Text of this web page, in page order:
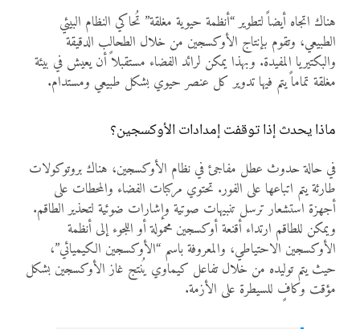
هناك اتجاه أيضاً لتطوير “أنظمة حيوية مغلقة” تُحاكي النظام البيئي
الطبيعي، وتقوم بإنتاج الأوكسجين من خلال الطحالب الدقيقة
والبكتيريا المفيدة. وبهذا يمكن لرائد الفضاء مستقبلاً أن يعيش في بيئة
مغلقة تماماً يتم فيها تدوير كل عنصر حيوي بشكل طبيعي ومستدام.
ماذا يحدث إذا توقفت إمدادات الأوكسجين؟
في حالة حدوث عطل مفاجئ في نظام الأوكسجين، هناك بروتوكولات
طارئة يتم اتباعها على الفور. تحتوي مركبات الفضاء والمحطات على
أجهزة استشعار ترسل تنبيهات صوتية وإشارات ضوئية لتحذير الطاقم.
ويمكن للطاقم ارتداء أقنعة أوكسجين محمولة أو اللجوء إلى أنظمة
الأوكسجين الاحتياطي، والمعروفة باسم “الأوكسجين الكيميائي”،
حيث يتم توليده من خلال تفاعل كيماوي يُنتج غاز الأوكسجين بشكل
مؤقت وكافٍ للسيطرة على الأزمة.